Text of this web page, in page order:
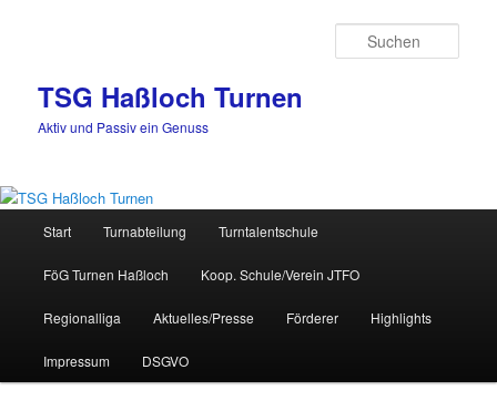
TSG Haßloch Turnen
Aktiv und Passiv ein Genuss
Start Turnabteilung Turntalentschule
FöG Turnen Haßloch Koop. Schule/Verein JTFO
Regionalliga Aktuelles/Presse Förderer Highlights
Impressum DSGVO